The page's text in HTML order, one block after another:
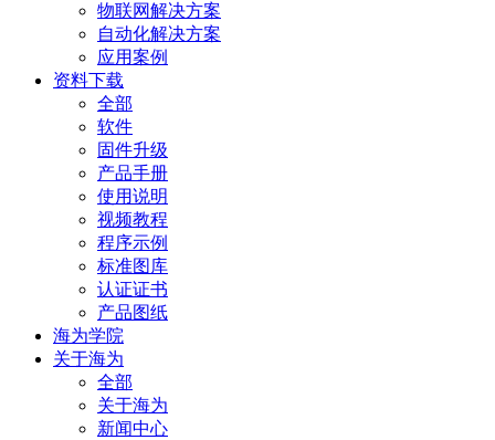
物联网解决方案
自动化解决方案
应用案例
资料下载
全部
软件
固件升级
产品手册
使用说明
视频教程
程序示例
标准图库
认证证书
产品图纸
海为学院
关于海为
全部
关于海为
新闻中心